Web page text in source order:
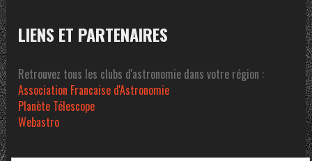
LIENS ET PARTENAIRES
Retrouvez tous les clubs d'astronomie dans votre région :
Association Francaise d'Astronomie
Planète Télescope
Webastro